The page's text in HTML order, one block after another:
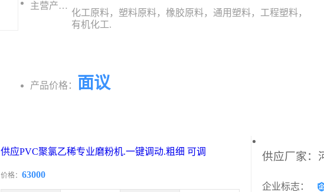
主营产品：
化工原料，塑料原料，橡胶原料，通用塑料，工程塑料，
有机化工.
产品价格： 面议
供应PVC聚氯乙稀专业磨粉机.一键调动.粗细 可调
价格： 63000
企业标志：